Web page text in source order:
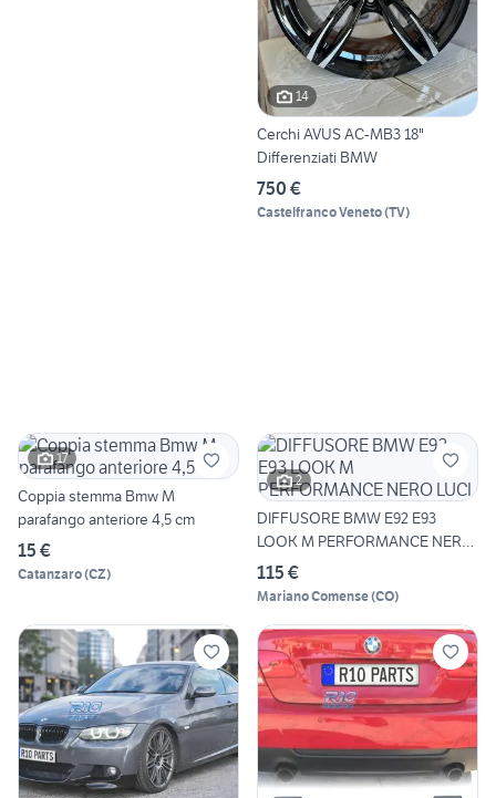
14
Cerchi AVUS AC-MB3 18"
Differenziati BMW
750 €
Castelfranco Veneto(TV)
17
Coppia stemma Bmw M
parafango anteriore 4,5 cm
15 €
Catanzaro(CZ)
2
DIFFUSORE BMW E92 E93
LOOK M PERFORMANCE NERO
LUCI
115 €
Mariano Comense(CO)